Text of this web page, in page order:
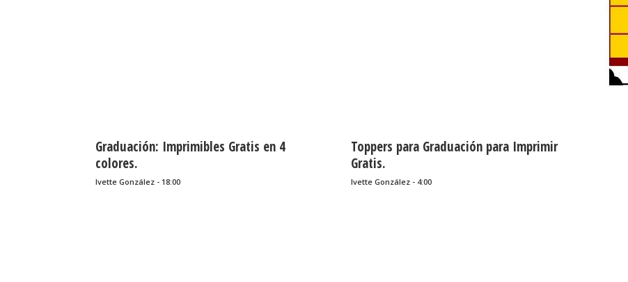
Graduación: Imprimibles Gratis en 4
colores.
Ivette González - 18:00
Toppers para Graduación para Imprimir
Gratis.
Ivette González - 4:00